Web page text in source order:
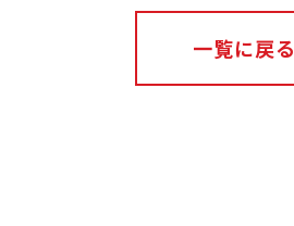
一覧に戻る